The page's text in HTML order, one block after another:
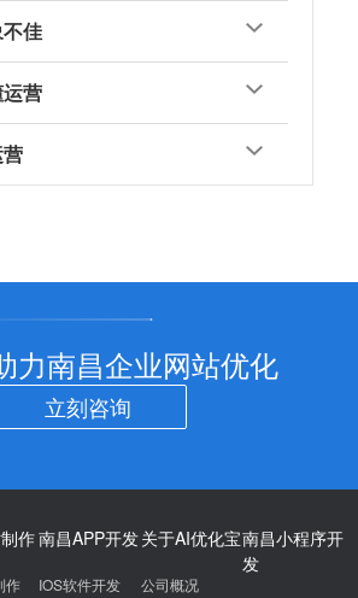
佳
营
力南昌企业网站优化
立刻咨询
作
作
南昌APP开发
IOS软件开发
关于AI优化宝
公司概况
南昌小程序开
发